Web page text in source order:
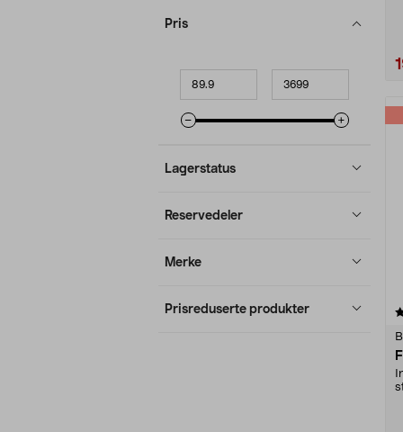
Pris
Lagerstatus
Reservedeler
Merke
Prisreduserte produkter
4.5 av 5 stjerner